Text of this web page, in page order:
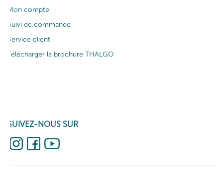
Mon compte
Suivi de commande
Service client
Télécharger la brochure THALGO
SUIVEZ-NOUS SUR